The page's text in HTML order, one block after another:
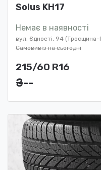
Solus KH17
Немає в наявності
вул. Єдності, 94 (Троєщина-
Самовивіз на сьогодні
215/60 R16
₴ ---